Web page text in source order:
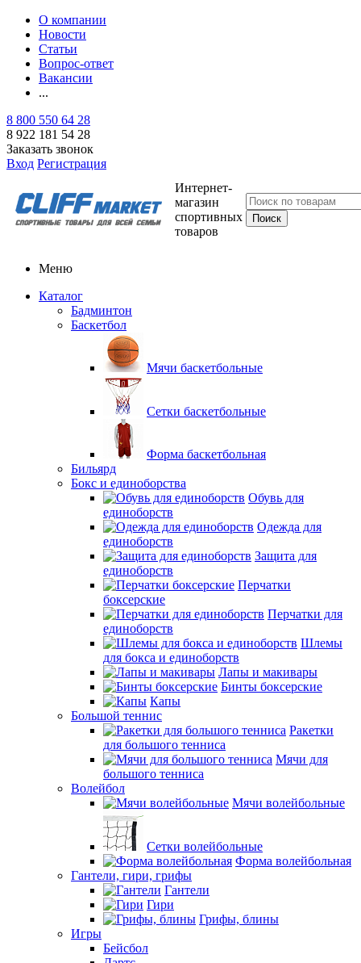
О компании
Новости
Статьи
Вопрос-ответ
Вакансии
...
8 800 550 64 28
8 922 181 54 28
Заказать звонок
Вход Регистрация
Интернет-
магазин
спортивных
товаров
Меню
Каталог
Бадминтон
Баскетбол
Мячи баскетбольные
Сетки баскетбольные
Форма баскетбольная
Бильярд
Бокс и единоборства
Обувь для
единоборств
Одежда для
единоборств
Защита для
единоборств
Перчатки
боксерские
Перчатки для
единоборств
Шлемы
для бокса и единоборств
Лапы и макивары
Бинты боксерские
Капы
Большой теннис
Ракетки
для большого тенниса
Мячи для
большого тенниса
Волейбол
Мячи волейбольные
Сетки волейбольные
Форма волейбольная
Гантели, гири, грифы
Гантели
Гири
Грифы, блины
Игры
Бейсбол